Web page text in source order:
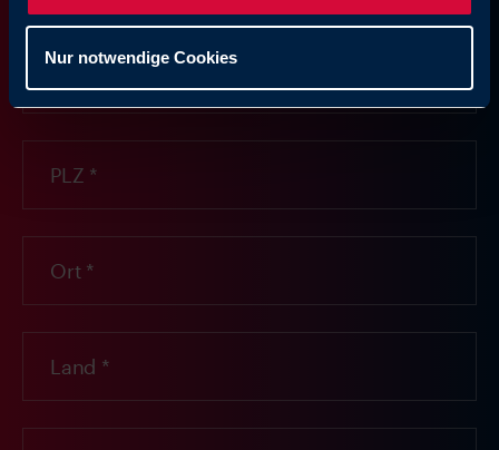
Nur notwendige Cookies